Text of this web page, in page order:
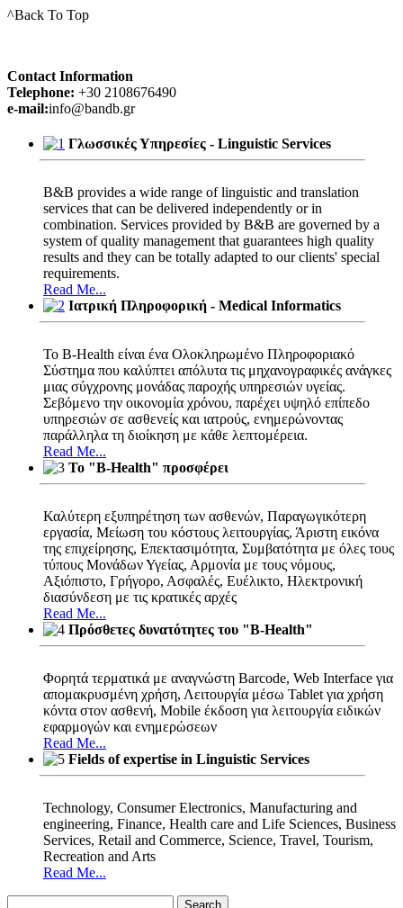
^Back To Top
Contact Information
Telephone: +30 2108676490
e-mail:info@bandb.gr
Γλωσσικές Υπηρεσίες - Linguistic Services
Β&Β provides a wide range of linguistic and translation
services that can be delivered independently or in
combination. Services provided by Β&Β are governed by a
system of quality management that guarantees high quality
results and they can be totally adapted to our clients' special
requirements.
Read Me...
Ιατρική Πληροφορική - Medical Informatics
Το B-Health είναι ένα Ολοκληρωμένο Πληροφοριακό
Σύστημα που καλύπτει απόλυτα τις μηχανογραφικές ανάγκες
μιας σύγχρονης μονάδας παροχής υπηρεσιών υγείας.
Σεβόμενο την οικονομία χρόνου, παρέχει υψηλό επίπεδο
υπηρεσιών σε ασθενείς και ιατρούς, ενημερώνοντας
παράλληλα τη διοίκηση με κάθε λεπτομέρεια.
Read Me...
Το "B-Health" προσφέρει
Καλύτερη εξυπηρέτηση των ασθενών, Παραγωγικότερη
εργασία, Μείωση του κόστους λειτουργίας, Άριστη εικόνα
της επιχείρησης, Επεκτασιμότητα, Συμβατότητα με όλες τους
τύπους Μονάδων Υγείας, Αρμονία με τους νόμους,
Αξιόπιστο, Γρήγορο, Ασφαλές, Ευέλικτο, Ηλεκτρονική
διασύνδεση με τις κρατικές αρχές
Read Me...
Πρόσθετες δυνατότητες του "B-Health"
Φορητά τερματικά με αναγνώστη Barcode, Web Interface για
απομακρυσμένη χρήση, Λειτουργία μέσω Tablet για χρήση
κόντα στον ασθενή, Mobile έκδοση για λειτουργία ειδικών
εφαρμογών και ενημερώσεων
Read Me...
Fields of expertise in Linguistic Services
Technology, Consumer Electronics, Manufacturing and
engineering, Finance, Health care and Life Sciences, Business
Services, Retail and Commerce, Science, Travel, Tourism,
Recreation and Arts
Read Me...